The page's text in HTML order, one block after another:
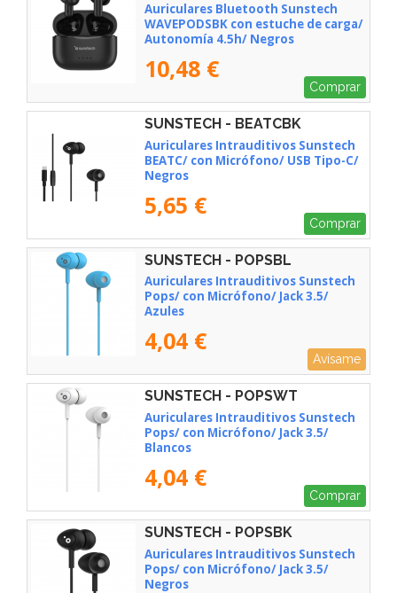
Auriculares Bluetooth Sunstech
WAVEPODSBK con estuche de carga/
Autonomía 4.5h/ Negros
10,48 €
Comprar
SUNSTECH - BEATCBK
Auriculares Intrauditivos Sunstech
BEATC/ con Micrófono/ USB Tipo-C/
Negros
5,65 €
Comprar
SUNSTECH - POPSBL
Auriculares Intrauditivos Sunstech
Pops/ con Micrófono/ Jack 3.5/
Azules
4,04 €
Avísame
SUNSTECH - POPSWT
Auriculares Intrauditivos Sunstech
Pops/ con Micrófono/ Jack 3.5/
Blancos
4,04 €
Comprar
SUNSTECH - POPSBK
Auriculares Intrauditivos Sunstech
Pops/ con Micrófono/ Jack 3.5/
Negros